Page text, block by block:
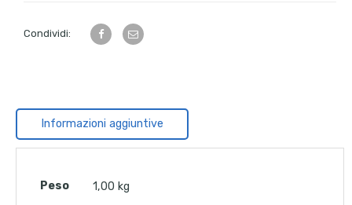
Condividi:
Informazioni aggiuntive
Peso 1,00 kg